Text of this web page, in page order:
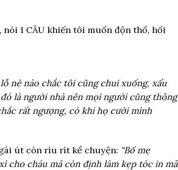
nẻ nào chắc tôi cũng chui xuống, xấu
là người nhà nên mọi người cũng thông
rất ngượng, có khi họ cười mình
út còn ríu rít kể chuyện: “Bố mẹ
cho cháu mà còn định làm kẹp tóc in mã